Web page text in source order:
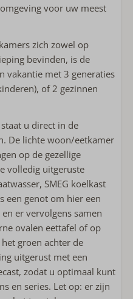
voor uw meest
zich zowel op
bevinden, is de
vakantie met 3 generaties
of 2 gezinnen
u direct in de
De lichte woon/eetkamer
op de gezellige
volledig uitgeruste
SMEG koelkast
een genot om hier een
er vervolgens samen
ovalen eettafel of op
groen achter de
uitgerust met een
zodat u optimaal kunt
en series. Let op: er zijn